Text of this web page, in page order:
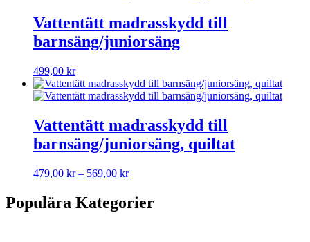
flera
varianter.
De
kan
väljas
på
produktsidan
Vattentätt madrasskydd till
barnsäng/juniorsäng
499,00 krDen
här
produkten
flera
varianter.
De
alternativen
kan
väljas
på
Vattentätt madrasskydd till
barnsäng/juniorsäng, quiltat
479,00 kr – 569,00 krPrisintervall:
till
569,00 kr
Den
produkten
har
Populära Kategorier